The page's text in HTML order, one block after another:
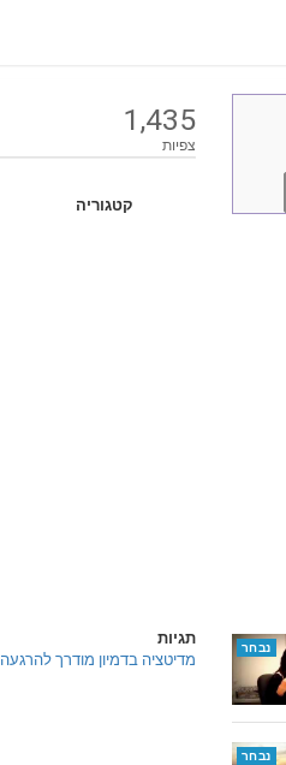
1,435
צפיות
קטגוריה
תגיות
מדיטציה בדמיון מודרך להרגעה
נבחר
נבחר